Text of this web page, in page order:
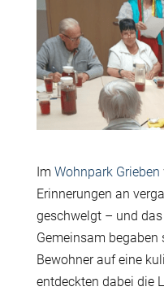
Im Wohnpark Grieben
Erinnerungen an
geschwelgt – und
Gemeinsam begaben
Bewohner auf eine
entdeckten dabei die